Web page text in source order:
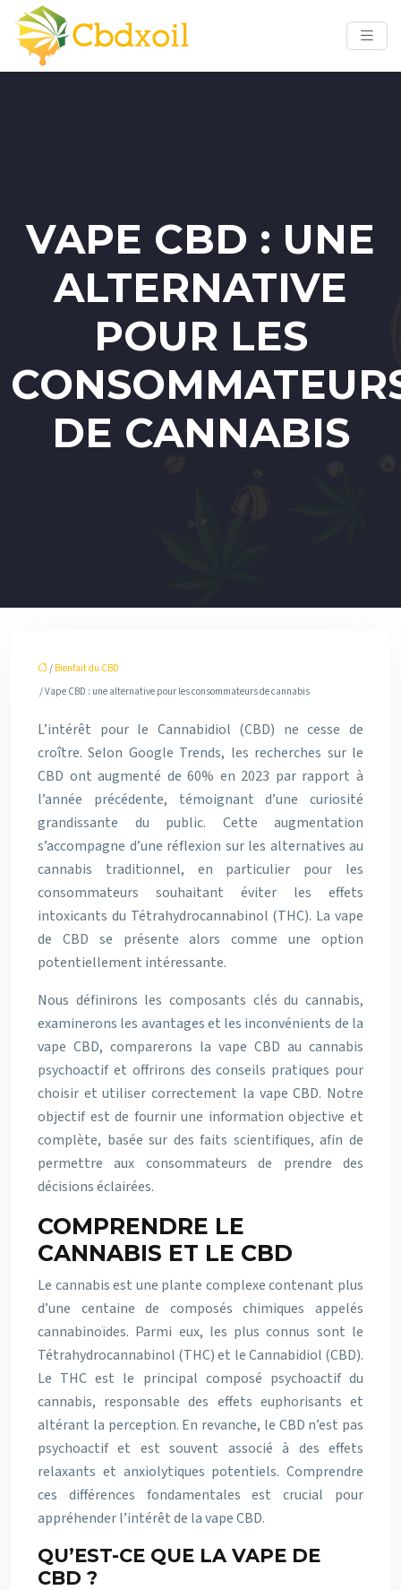
VAPE CBD : UNE
ALTERNATIVE
POUR LES
DE CANNABIS
/ Bienfait du CBD
/ Vape CBD : une alternative pour les consommateurs de cannabis
L’intérêt pour le Cannabidiol (CBD) ne cesse de
croître. Selon Google Trends, les recherches sur le
CBD ont augmenté de 60% en 2023 par rapport à
l’année précédente, témoignant d’une curiosité
grandissante du public. Cette augmentation
s’accompagne d’une réflexion sur les alternatives au
cannabis traditionnel, en particulier pour les
consommateurs souhaitant éviter les effets
intoxicants du Tétrahydrocannabinol (THC). La vape
de CBD se présente alors comme une option
potentiellement intéressante.
Nous définirons les composants clés du cannabis,
examinerons les avantages et les inconvénients de la
vape CBD, comparerons la vape CBD au cannabis
psychoactif et offrirons des conseils pratiques pour
choisir et utiliser correctement la vape CBD. Notre
objectif est de fournir une information objective et
complète, basée sur des faits scientifiques, afin de
permettre aux consommateurs de prendre des
décisions éclairées.
COMPRENDRE LE
CANNABIS ET LE CBD
Le cannabis est une plante complexe contenant plus
d’une centaine de composés chimiques appelés
cannabinoïdes. Parmi eux, les plus connus sont le
Tétrahydrocannabinol (THC) et le Cannabidiol (CBD).
Le THC est le principal composé psychoactif du
cannabis, responsable des effets euphorisants et
altérant la perception. En revanche, le CBD n’est pas
psychoactif et est souvent associé à des effets
relaxants et anxiolytiques potentiels. Comprendre
ces différences fondamentales est crucial pour
appréhender l’intérêt de la vape CBD.
QU’EST-CE QUE LA VAPE DE
CBD ?